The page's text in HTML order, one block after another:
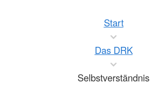
Start
Das DRK
Selbstverständnis